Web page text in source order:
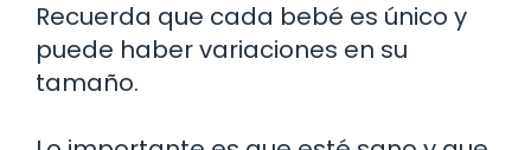
Recuerda que cada bebé es único y
puede haber variaciones en su
tamaño.